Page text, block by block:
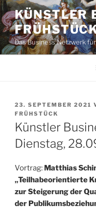
Zum
Inhalt
springen
KÜNSTLER
Das Business Netzwerk
VERÖFFENTLICHT
AM
23. SEPTEMBER 2021
FRÜHSTÜCK
Künstler
Dienstag,
Vortrag: Matthias
„Teilhabeorientierte
zur Steigerung der
der